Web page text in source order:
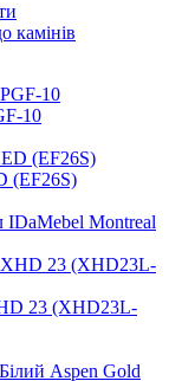
камінів
10
(EF26S)
IDaMebel Montreal
23 (XHD23L-